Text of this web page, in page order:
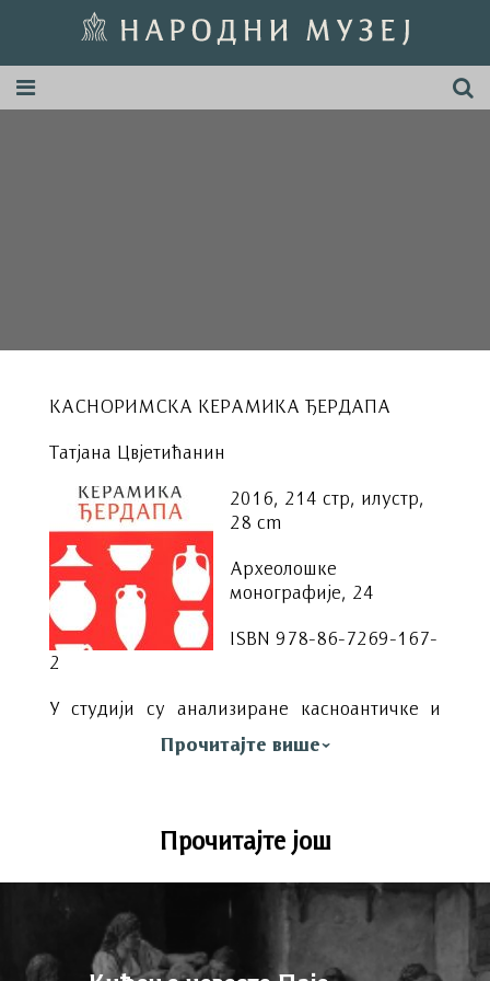
КАСНОРИМСКА КЕРАМИКА ЂЕРДАПА
Татјана Цвјетићанин
2016, 214 стр, илустр,
28 cm
Археолошке
монографије, 24
ISBN 978-86-7269-167-
2
У студији су анализиране касноантичке и
рановизантијске утилитарне, керамичке
посуде (кухињска, стона и амбалажна
разврстано у 313 типова, у оквиру девет
основних класа и четири јасно издвојена
периода. Специфичне карактеристике
продукције и дистрибуције ове грнчарије
потврђене су у књизи компарацијом налаза
са локалитета из окружења, као и са онима
из суседних провинција.
Прочитајте више
Прочитајте још